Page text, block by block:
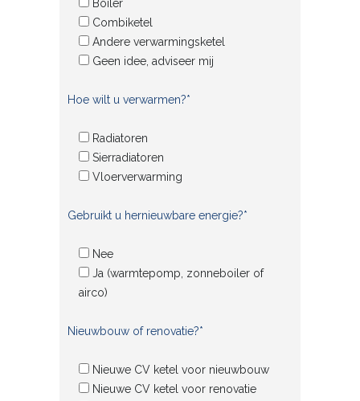
Boiler
Combiketel
Andere verwarmingsketel
Geen idee, adviseer mij
Hoe wilt u verwarmen?*
Radiatoren
Sierradiatoren
Vloerverwarming
Gebruikt u hernieuwbare energie?*
Nee
Ja (warmtepomp, zonneboiler of
airco)
Nieuwbouw of renovatie?*
Nieuwe CV ketel voor nieuwbouw
Nieuwe CV ketel voor renovatie